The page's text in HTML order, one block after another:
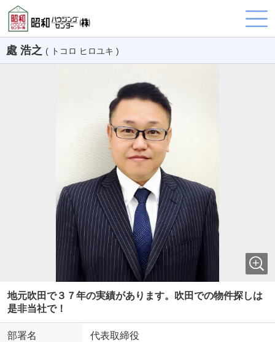
處 浩之 ( トコロ ヒロユキ )
地元吹田で３７年の実績があります。吹田での物件探しは
是非当社で！
部署名 代表取締役